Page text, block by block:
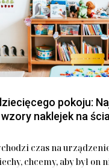
pokoju:
naklejek na
czas na
chcemy, aby był on